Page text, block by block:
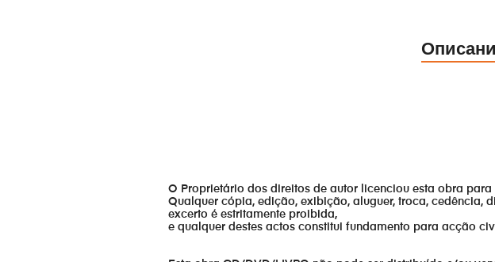
O Proprietário dos direitos de autor licenciou esta obra
Qualquer cópia, edição, exibição, aluguer, troca,
excerto é estritamente proibida,
e qualquer destes actos constitui fundamento para acção